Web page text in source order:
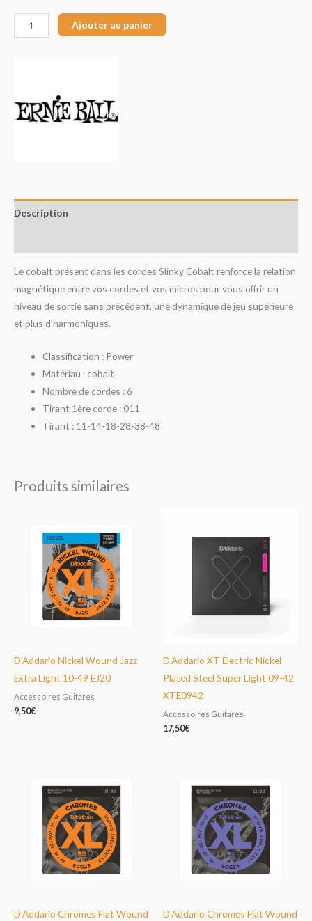
Ajouter au panier
Description
Le cobalt présent dans les cordes Slinky Cobalt renforce la relation
magnétique entre vos cordes et vos micros pour vous offrir un
niveau de sortie sans précédent, une dynamique de jeu supérieure
et plus d’harmoniques.
Classification : Power
Matériau : cobalt
Nombre de cordes : 6
Tirant 1ère corde : 011
Tirant : 11-14-18-28-38-48
Produits similaires
D’Addario Nickel Wound Jazz
Extra Light 10-49 EJ20
Accessoires Guitares
9,50€
D’Addario XT Electric Nickel
Plated Steel Super Light 09-42
XTE0942
Accessoires Guitares
17,50€
D’Addario Chromes Flat Wound
D’Addario Chromes Flat Wound